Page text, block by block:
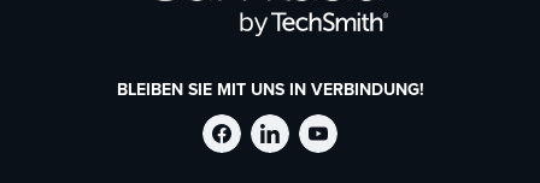
BLEIBEN SIE MIT UNS IN VERBINDUNG!
TechSmith
TechSmith
TechSmith